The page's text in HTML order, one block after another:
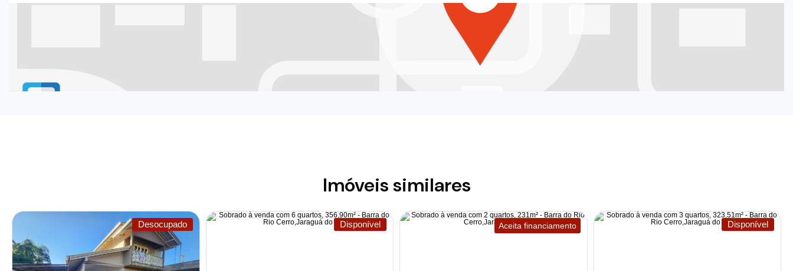
Imóveis similares
Desocupado Disponível Aceita financiamento Disponível